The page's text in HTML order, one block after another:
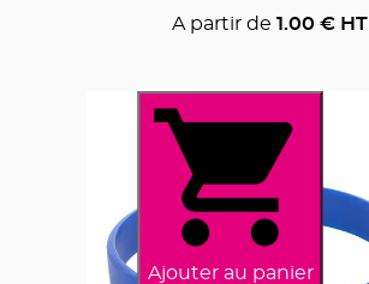
A partir de 1.00 € HT
Ajouter au panier